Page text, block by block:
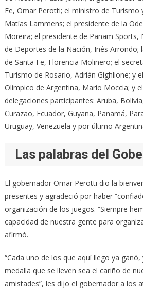
Fe, Omar Perotti; el ministro de Turismo
Matías Lammens; el presidente de la
Moreira; el presidente de Panam Sports,
de Deportes de la Nación, Inés Arrondo;
de Santa Fe, Florencia Molinero; el
Turismo de Rosario, Adrián Gighlione; y
Olímpico de Argentina, Mario Moccia; y
delegaciones participantes: Aruba,
Curazao, Ecuador, Guyana, Panamá,
Uruguay, Venezuela y por último
Las palabras del
El gobernador Omar Perotti dio la
presentes y agradeció por haber
organización de los juegos. “Siempre
capacidad de nuestra gente para
afirmó.
“Cada uno de los que aquí llego ya
medalla que se lleven sea el cariño de
amistades”, les dijo el gobernador a los